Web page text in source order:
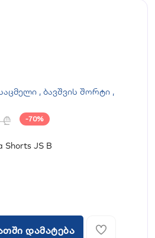
, ბავშვის შორტი ,
₾ -70%
Shorts JS B
დამატება